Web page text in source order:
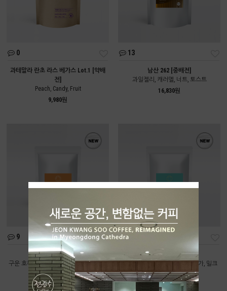
0
과테말라 란초 라스 베가스 Lot.1 [약배
전]
Peach, Candy, Fruit
9,980원
13
남산 262 [중배전]
과일젤리, 캐러멜, 너트, 토스트
16,830원
9
딥너티 [중배전]
구운 호두, 카카오닙스, 다크초콜릿, 브라
운 슈가
9,550원
11
올데이 [중배전]
구운 곡물, 볶은 땅콩, 브라운 슈가, 밀크
초콜릿
8,220원